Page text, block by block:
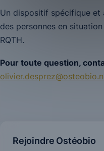
Un dispositif spécifique et
des personnes en
RQTH.
Pour toute question,
Rejoindre Ostéobio